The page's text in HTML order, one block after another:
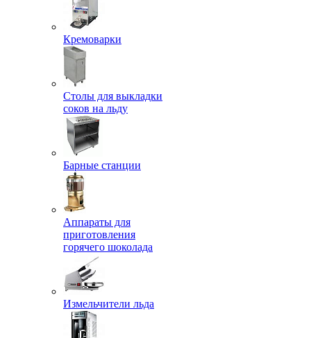
Кремоварки
Столы для выкладки
соков на льду
Барные станции
Аппараты для
приготовления
горячего шоколада
Измельчители льда